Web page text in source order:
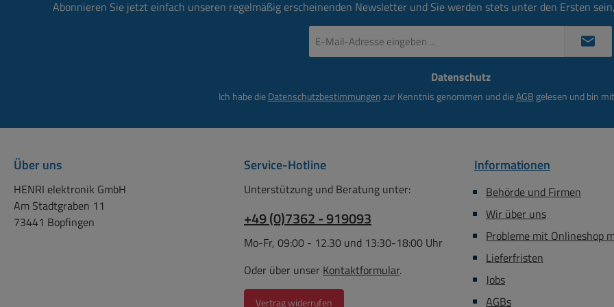
und
160W oder dimmbaren LED-
B:30mm H:27mm
überhaupt dimmbar ist
Spannung: 230Vac 50Hz (
220-240VAC ) Regelbereich
Schieberegler 0-100%
Glimmlampe )
300Watt Halogentechnik
und Glühlampen ( Out-
Lampe-1 ) Leistungsbereich:
bedingt 10-100Watt nur bei
Retrofit-LED-Lampen ( Out-
Lampe-2 ) Anschluss über
interne Schraubklemmen
Abonnieren Sie jetzt einfach unseren regelmäßig erscheinenden Newsletter und Sie werden stets unter den Ersten
Mail-
Datenschutz
Ich habe dieDatenschutzbestimmungenzur Kenntnis genommen und dieAGB gelesen und bin
Über uns
HENRI elektronik GmbH
Am Stadtgraben 11
73441 Bopfingen
Service-Hotline
Unterstützung und Beratung unter:
+49 (0)7362 - 919093
Mo-Fr, 09:00 - 12.30 und 13:30-18:00 Uhr
Oder über unser Kontaktformular.
Vertrag widerrufen
Informationen
Behörde und Firmen
Wir über uns
Probleme mit Onlineshop
Lieferfristen
Jobs
AGBs